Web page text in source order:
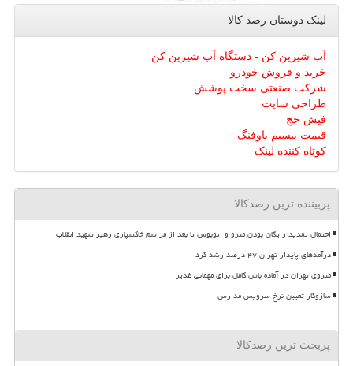
لینک دوستان رصد كالا
آب شیرین کن - دستگاه آب شیرین کن
خرید و فروش خودرو
شرکت صنعتی سخت پوشش
طراحی سایت
فیش حج
قیمت بیسیم باوفنگ
کوتاه کننده لینک
پربیننده ترین رصدکالا
احتمال تمدید رایگان بودن مترو و اتوبوس تا بعد از مراسم خاکسپاری رهبر شهید انقلاب
درآمدهای پایدار تهران ۴۷ درصد رشد کرد
متروی تهران در آماده باش کامل برای مهمانی غدیر
سازوکار تعیین نرخ سرویس مدارس
پربحث ترین رصدکالا